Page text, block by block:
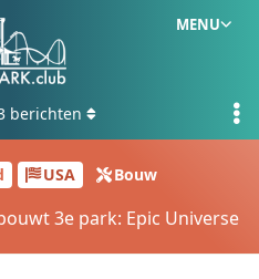
MENU
USA Bouw
3e park: Epic Universe
berichten